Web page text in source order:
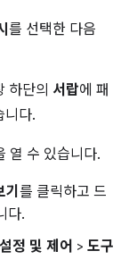
를 선택한 다음
하단의 서랍에 패
니다.
열 수 있습니다.
를 클릭하고 드
다.
정 및 제어 > 도구